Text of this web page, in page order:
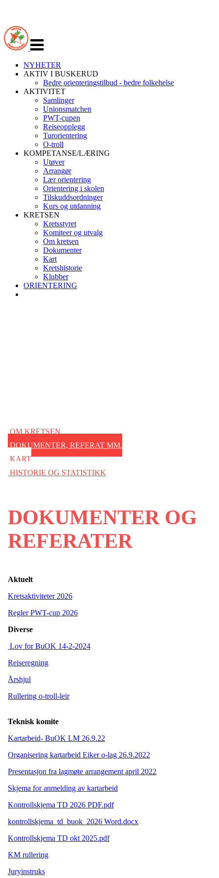
navigasjon
NYHETER
AKTIV I BUSKERUD
Bedre orienteringstilbud - bedre folkehelse
AKTIVITET
Samlinger
Unionsmatchen
PWT-cupen
Reiseopplegg
Turorientering
O-troll
KOMPETANSE/LÆRING
Utøver
Arrangør
Lær orientering
Orientering i skolen
Tilskuddsordninger
Kurs og utdanning
KRETSEN
Kretsstyret
Komiteer og utvalg
Om kretsen
Dokumenter
Kart
Kretshistorie
Klubber
ORIENTERING
OM KRETSEN
DOKUMENTER, REFERAT MM.
KART
HISTORIE OG STATISTIKK
DOKUMENTER OG
REFERATER
Aktuelt
Kretsaktiviteter 2026
Regler PWT-cup 2026
Diverse
Lov for BuOK 14-2-2024
Reiseregning
Årshjul
Rullering o-troll-leir
Teknisk komite
Kartarbeid- BuOK LM 26.9.22
Organisering kartarbeid Eiker o-lag 26.9.2022
Presentasjon fra lagmøte arrangement april 2022
Skjema for anmelding av kartarbeid
Kontrollskjema TD 2026 PDF.pdf
kontrollskjema_td_buok_2026 Word.docx
Kontrollskjema TD okt 2025.pdf
KM rullering
Juryinstruks